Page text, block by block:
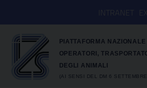
INTRANET
PIATTAFORMA
OPERATORI,
DEGLI ANIMALI
(AI SENSI DEL DM 6